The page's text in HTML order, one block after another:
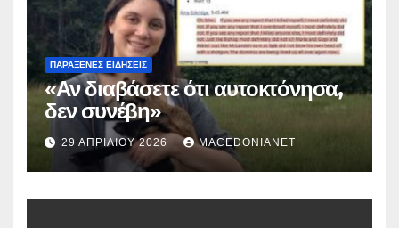
ΠΑΡΆΞΕΝΕΣ ΕΙΔΉΣΕΙΣ
«Αν διαβάσετε ότι αυτοκτόνησα,
δεν συνέβη»
29 ΑΠΡΙΛΊΟΥ 2026 MACEDONIANET